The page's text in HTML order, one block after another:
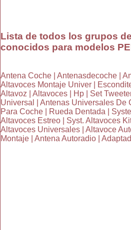
Lista de todos los grupos
conocidos para modelos
Antena Coche | Antenasdecoche |
Altavoces Montaje Univer |
Altavoz | Altavoces | Hp | Set
Universal | Antenas Universales De
Para Coche | Rueda Dentada |
Altavoces Estreo | Syst. Altavoces
Altavoces Universales | Altavoce
Montaje | Antena Autoradio |